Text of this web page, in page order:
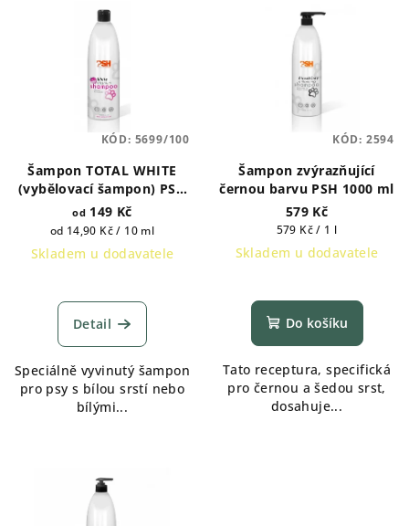
Šampon TOTAL WHITE
(vybělovací šampon) PSH
100 ml, 1000 ml, 5000 ml
od 149 Kč
Měrná
cena:
od 14,90 Kč / 10 ml
Skladem u dodavatele
Detail
Speciálně vyvinutý šampon
pro psy s bílou srstí nebo
bílými...
KÓD: 5699/100
Šampon zvýrazňující
černou barvu PSH 1000 ml
579 Kč
Měrná
cena:
579 Kč / 1 l
Skladem u dodavatele
Do košíku
Tato receptura, specifická
pro černou a šedou srst,
dosahuje...
KÓD: 2594